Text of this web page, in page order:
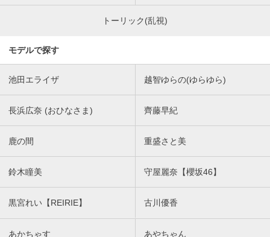
トーリック(乱視)
モデルで探す
池田エライザ 越智ゆらの(ゆらゆら)
長浜広奈 (おひなさま) 齊藤早紀
鹿の間 重盛さと美
鈴木瞳美 守屋麗奈【櫻坂46】
黒宮れい【REIRIE】 古川優香
あかちゃす あやちゃん